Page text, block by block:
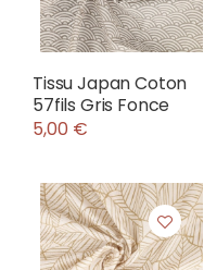
Tissu Japan Coton
57fils Gris Fonce
5,00 €